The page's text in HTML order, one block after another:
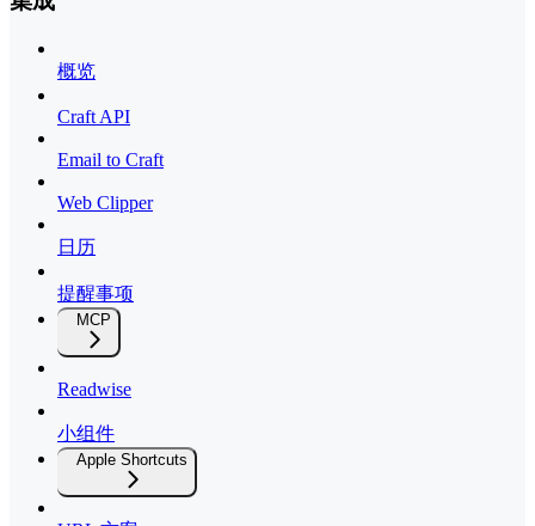
概览
Craft API
Email to Craft
Web Clipper
日历
提醒事项
MCP
Readwise
小组件
Apple Shortcuts